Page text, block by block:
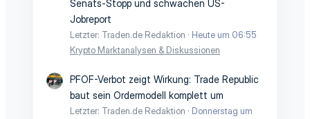
Senats-Stopp und schwachen US-
Jobreport
Letzter: Traden.de Redaktion
Heute um 06:55
Krypto Marktanalysen & Diskussionen
PFOF-Verbot zeigt Wirkung: Trade Republic
baut sein Ordermodell komplett um
Letzter: Traden.de Redaktion
Donnerstag um